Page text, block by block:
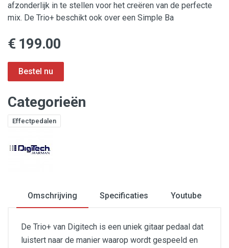
afzonderlijk in te stellen voor het creëren van de perfecte
mix. De Trio+ beschikt ook over een Simple Ba
€ 199.00
Categorieën
Effectpedalen
Omschrijving Specificaties Youtube
De Trio+ van Digitech is een uniek gitaar pedaal dat
luistert naar de manier waarop wordt gespeeld en